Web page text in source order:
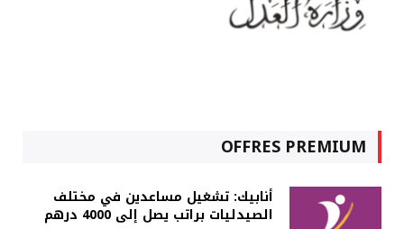
OFFRES PREMIUM
أنابيك: تشغيل مساعدين في مختلف
الصيدليات براتب يصل إلى 4000 درهم